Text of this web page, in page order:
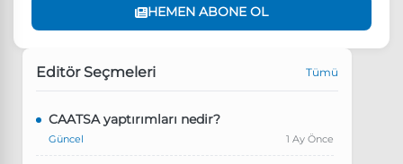
HEMEN ABONE OL
Editör Seçmeleri Tümü
CAATSA yaptırımları nedir?
Güncel 1 Ay Önce